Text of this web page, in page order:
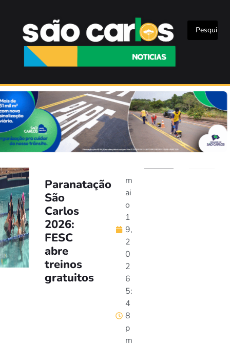
Paranatação
São
Carlos
2026:
FESC
abre
treinos
gratuitos
m
ai
o
1
9,
2
0
2
6
5:
4
8
p
m